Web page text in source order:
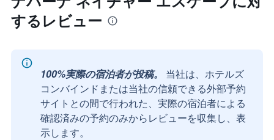
するレビュー
100%実際の宿泊者が投稿。
当社は、ホテルズ
コンバインドまたは当社の信頼できる外部予約
サイトとの間で行われた、実際の宿泊者による
確認済みの予約のみからレビューを収集し、表
示します。